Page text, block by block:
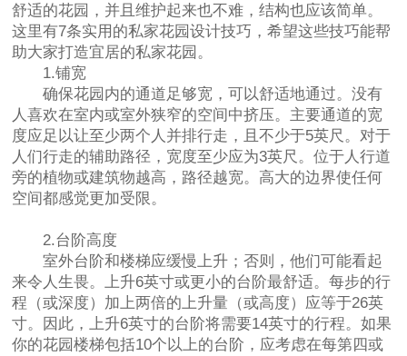
舒适的花园，并且维护起来也不难，结构也应该简单。
这里有7条实用的私家花园设计技巧，希望这些技巧能帮
助大家打造宜居的私家花园。
1.铺宽
确保花园内的通道足够宽，可以舒适地通过。没有
人喜欢在室内或室外狭窄的空间中挤压。主要通道的宽
度应足以让至少两个人并排行走，且不少于5英尺。对于
人们行走的辅助路径，宽度至少应为3英尺。位于人行道
旁的植物或建筑物越高，路径越宽。高大的边界使任何
空间都感觉更加受限。
2.台阶高度
室外台阶和楼梯应缓慢上升；否则，他们可能看起
来令人生畏。上升6英寸或更小的台阶最舒适。每步的行
程（或深度）加上两倍的上升量（或高度）应等于26英
寸。因此，上升6英寸的台阶将需要14英寸的行程。如果
你的花园楼梯包括10个以上的台阶，应考虑在每第四或